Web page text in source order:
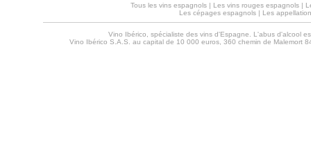
Tous les vins espagnols | Les vins rouges espagnols |
Les cépages espagnols| Les
Vino Ibérico, spécialiste des vins d'Espagne. L'abus d'alcool
Vino Ibérico S.A.S. au capital de 10 000 euros, 360 chemin de Malemort